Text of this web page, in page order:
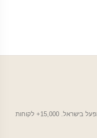
טפטים, מדבקות קיר וציפויי זכוכית. ייצור במפעל בישראל. 15,000+ לקוחות